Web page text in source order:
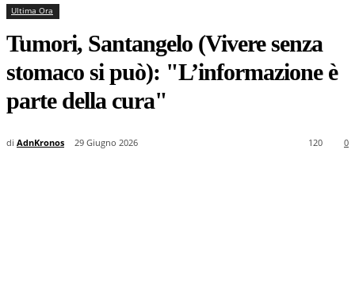
Ultima Ora
Tumori, Santangelo (Vivere senza
stomaco si può): "L’informazione è
parte della cura"
di AdnKronos 29 Giugno 2026 0
120